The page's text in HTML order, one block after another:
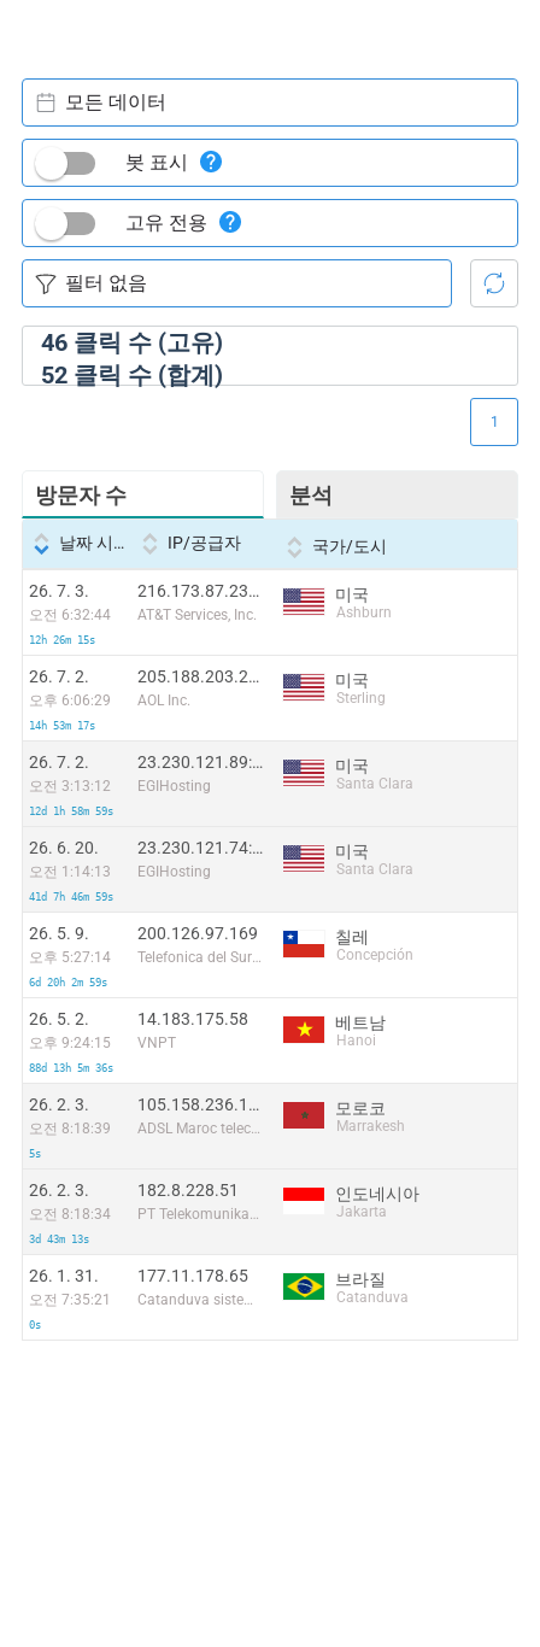
46클릭 수 (고유)
52클릭 수 (합계)
모든 데이터
봇 표시
고유 전용
방문자 수 분석
1
날짜 시간 IP/공급자 국가/도시
26. 7. 3.
오전 6:32:44
12h 26m 15s
216.173.87.231:23432
AT&T Services, Inc.
미국
Ashburn
26. 7. 2.
오후 6:06:29
14h 53m 17s
205.188.203.25:17324
AOL Inc.
미국
Sterling
26. 7. 2.
오전 3:13:12
12d 1h 58m 59s
23.230.121.89:44130
EGIHosting
미국
Santa Clara
26. 6. 20.
오전 1:14:13
41d 7h 46m 59s
23.230.121.74:9908
EGIHosting
미국
Santa Clara
26. 5. 9.
오후 5:27:14
6d 20h 2m 59s
200.126.97.169
Telefonica del Sur S.A.
칠레
Concepción
26. 5. 2.
오후 9:24:15
88d 13h 5m 36s
14.183.175.58
VNPT
베트남
Hanoi
26. 2. 3.
오전 8:18:39
5s
105.158.236.102
ADSL Maroc telecom
모로코
Marrakesh
26. 2. 3.
오전 8:18:34
3d 43m 13s
182.8.228.51
PT Telekomunikasi Selular Indonesia
인도네시아
Jakarta
26. 1. 31.
오전 7:35:21
0s
177.11.178.65
Catanduva sistemas a cabo ltda.
브라질
Catanduva